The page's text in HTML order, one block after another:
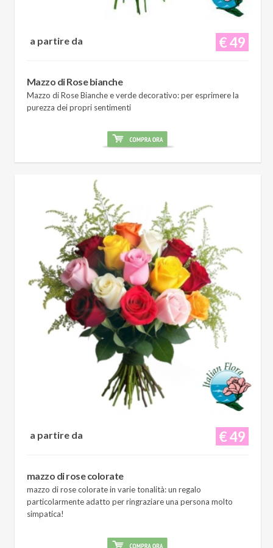
€ 49
a partire da
Mazzo di Rose bianche
Mazzo di Rose Bianche e verde decorativo: per esprimere la
purezza dei propri sentimenti
€ 49
a partire da
mazzo di rose colorate
mazzo di rose colorate in varie tonalità: un regalo
particolarmente adatto per ringraziare una persona molto
simpatica!